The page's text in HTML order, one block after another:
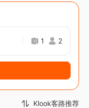
1 2
Klook客路推荐